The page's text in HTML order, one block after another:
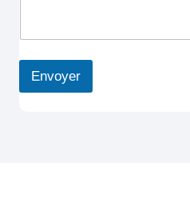
Envoyer